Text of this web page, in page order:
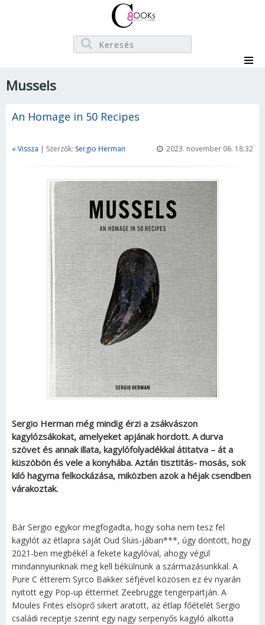
Mussels
An Homage in 50 Recipes
« Vissza | Szerzők: Sergio Herman 2023. november 06. 18:32
Sergio Herman még mindig érzi a zsákvászon
kagylózsákokat, amelyeket apjának hordott. A durva
szövet és annak illata, kagylófolyadékkal átitatva – át a
küszöbön és vele a konyhába. Aztán tisztitás- mosás, sok
kiló hagyma felkockázása, miközben azok a héjak csendben
várakoztak.
Bár Sergio egykor megfogadta, hogy soha nem tesz fel
kagylót az étlapra saját Oud Sluis-jában***, úgy döntött, hogy
2021-ben megbékél a fekete kagylóval, ahogy végül
mindannyiunknak meg kell békülnünk a származásunkkal. A
Pure C étterem Syrco Bakker séfjével közösen ez év nyarán
nyitott egy Pop-up éttermet Zeebrugge tengerpartján. A
Moules Frites elsöprő sikert aratott, az étlap főételét Sergio
családi receptje szerint egy nagy serpenyős kagyló alkotta